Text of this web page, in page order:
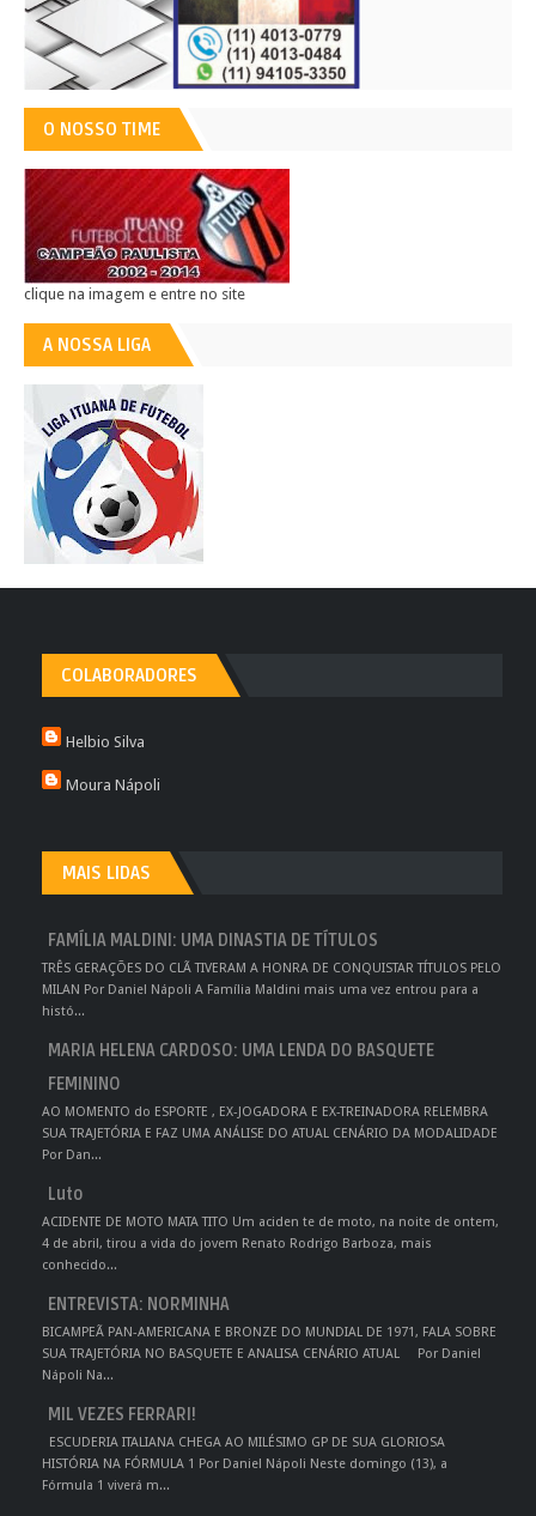
O NOSSO TIME
clique na imagem e entre no site
A NOSSA LIGA
COLABORADORES
Helbio Silva
Moura Nápoli
MAIS LIDAS
FAMÍLIA MALDINI: UMA DINASTIA DE TÍTULOS
TRÊS GERAÇÕES DO CLÃ TIVERAM A HONRA DE CONQUISTAR TÍTULOS PELO
MILAN Por Daniel Nápoli A Família Maldini mais uma vez entrou para a
histó...
MARIA HELENA CARDOSO: UMA LENDA DO BASQUETE
FEMININO
AO MOMENTO do ESPORTE , EX-JOGADORA E EX-TREINADORA RELEMBRA
SUA TRAJETÓRIA E FAZ UMA ANÁLISE DO ATUAL CENÁRIO DA MODALIDADE
Por Dan...
Luto
ACIDENTE DE MOTO MATA TITO Um aciden te de moto, na noite de ontem,
4 de abril, tirou a vida do jovem Renato Rodrigo Barboza, mais
conhecido...
ENTREVISTA: NORMINHA
BICAMPEÃ PAN-AMERICANA E BRONZE DO MUNDIAL DE 1971, FALA SOBRE
SUA TRAJETÓRIA NO BASQUETE E ANALISA CENÁRIO ATUAL Por Daniel
Nápoli Na...
MIL VEZES FERRARI!
ESCUDERIA ITALIANA CHEGA AO MILÉSIMO GP DE SUA GLORIOSA
HISTÓRIA NA FÓRMULA 1 Por Daniel Nápoli Neste domingo (13), a
Fórmula 1 viverá m...